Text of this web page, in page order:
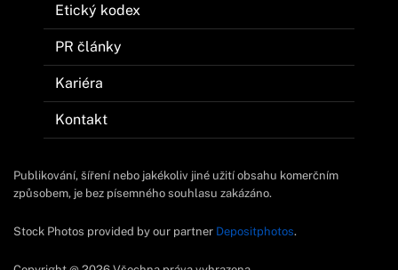
Etický kodex
PR články
Kariéra
Kontakt
Publikování, šíření nebo jakékoliv jiné užití obsahu komerčním
způsobem, je bez písemného souhlasu zakázáno.
Stock Photos provided by our partner Depositphotos.